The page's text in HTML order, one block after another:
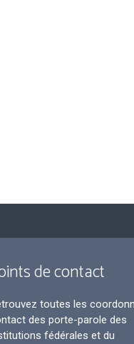
de contact
toutes les
des porte-parole des
fédérales et du